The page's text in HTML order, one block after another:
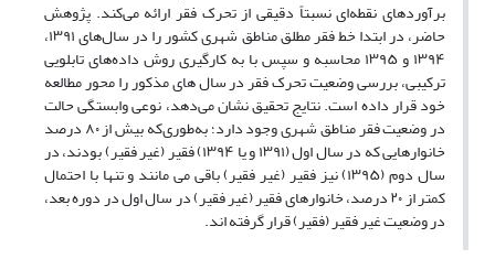
برآوردهای نقطه‌ای نسبتاً دقیقی از تحرک فقر ارائه می‌کند. پژوهش
حاضر، در ابتدا خط فقر مطلق مناطق شهری کشور را در سال‌های ۱۳۹۱،
۱۳۹۴ و ۱۳۹۵ محاسبه و سپس با به کارگیری روش داده‌های تابلویی
ترکیبی، بررسی وضعیت تحرک فقر در سال های مذکور را محور مطالعه
خود قرار داده است. نتایج تحقیق نشان می‌دهد، نوعی وابستگی حالت
در وضعیت فقر مناطق شهری وجود دارد؛ به‌طوری‌که بیش از ۸۰ درصد
خانوارهایی که در سال اول (۱۳۹۱ و یا ۱۳۹۴) فقیر (غیر فقیر) بودند، در
سال دوم (۱۳۹۵) نیز فقیر (غیر فقیر) باقی می مانند و تنها با احتمال
کمتر از ۲۰ درصد، خانوارهای فقیر (غیر فقیر) در سال اول در دوره بعد،
در وضعیت غیر فقیر (فقیر) قرار گرفته اند.